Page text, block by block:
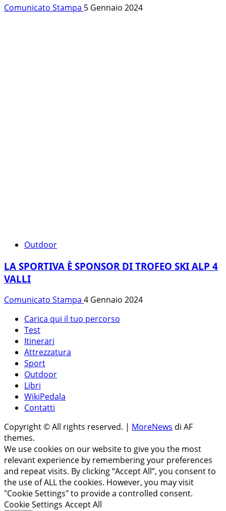
Comunicato Stampa 5 Gennaio 2024
Outdoor
LA SPORTIVA È SPONSOR DI TROFEO SKI ALP 4
VALLI
Comunicato Stampa 4 Gennaio 2024
Carica qui il tuo percorso
Test
Itinerari
Attrezzatura
Sport
Outdoor
Libri
WikiPedala
Contatti
Copyright © All rights reserved. | MoreNews di AF
themes.
We use cookies on our website to give you the most
relevant experience by remembering your preferences
and repeat visits. By clicking “Accept All”, you consent to
the use of ALL the cookies. However, you may visit
"Cookie Settings" to provide a controlled consent.
Cookie Settings Accept All